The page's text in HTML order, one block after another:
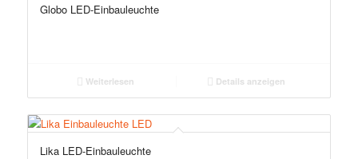
Globo LED-Einbauleuchte
Weiterlesen Details anzeigen
Lika LED-Einbauleuchte